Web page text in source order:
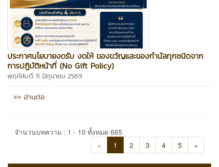
ประกาศนโยบายงดรับ งดให้ ของขวัญและของกำนัลทุกชนิดจาก
การปฏิบัติหน้าที่ (No Gift Policy)
พฤหัสบดี 11 มิถุนายน 2569
>> อ่านต่อ
จำนวนบทความ : 1 - 10 ทั้งหมด 665
«
1 2 3 4 5 »